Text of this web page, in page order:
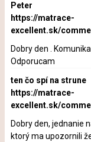
Peter
https://matrace-
excellent.sk/
Dobry den .
Odporucam
ten čo spí na strune
https://matrace-
excellent.sk/
Dobry den, jednanie
ktorý ma upozornili